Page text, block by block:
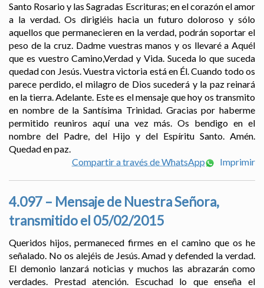
Santo Rosario y las Sagradas Escrituras; en el corazón el amor
a la verdad. Os dirigiéis hacia un futuro doloroso y sólo
aquellos que permanecieren en la verdad, podrán soportar el
peso de la cruz. Dadme vuestras manos y os llevaré a Aquél
que es vuestro Camino,Verdad y Vida. Suceda lo que suceda
quedad con Jesús. Vuestra victoria está en Él. Cuando todo os
parece perdido, el milagro de Dios sucederá y la paz reinará
en la tierra. Adelante. Este es el mensaje que hoy os transmito
en nombre de la Santísima Trinidad. Gracias por haberme
permitido reuniros aquí una vez más. Os bendigo en el
nombre del Padre, del Hijo y del Espíritu Santo. Amén.
Quedad en paz.
Compartir a través de WhatsApp
Imprimir
4.097 – Mensaje de Nuestra Señora,
transmitido el 05/02/2015
Queridos hijos, permaneced firmes en el camino que os he
señalado. No os alejéis de Jesús. Amad y defended la verdad.
El demonio lanzará noticias y muchos las abrazarán como
verdades. Prestad atención. Escuchad lo que enseña el